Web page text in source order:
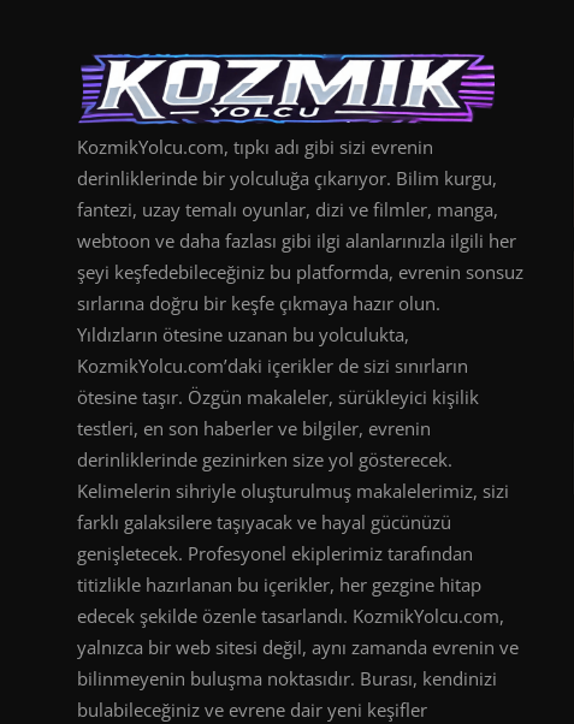
KozmikYolcu.com, tıpkı adı gibi sizi evrenin
derinliklerinde bir yolculuğa çıkarıyor. Bilim kurgu,
fantezi, uzay temalı oyunlar, dizi ve filmler, manga,
webtoon ve daha fazlası gibi ilgi alanlarınızla ilgili her
şeyi keşfedebileceğiniz bu platformda, evrenin sonsuz
sırlarına doğru bir keşfe çıkmaya hazır olun.
Yıldızların ötesine uzanan bu yolculukta,
KozmikYolcu.com’daki içerikler de sizi sınırların
ötesine taşır. Özgün makaleler, sürükleyici kişilik
testleri, en son haberler ve bilgiler, evrenin
derinliklerinde gezinirken size yol gösterecek.
Kelimelerin sihriyle oluşturulmuş makalelerimiz, sizi
farklı galaksilere taşıyacak ve hayal gücünüzü
genişletecek. Profesyonel ekiplerimiz tarafından
titizlikle hazırlanan bu içerikler, her gezgine hitap
edecek şekilde özenle tasarlandı. KozmikYolcu.com,
yalnızca bir web sitesi değil, aynı zamanda evrenin ve
bilinmeyenin buluşma noktasıdır. Burası, kendinizi
bulabileceğiniz ve evrene dair yeni keşifler